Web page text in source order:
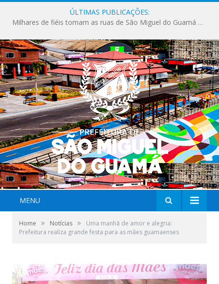
ÚLTIMAS PUBLICAÇÕES:
Milhares de fiéis tomam as ruas de São Miguel do Guamá em uma grande celebração de fé na Marcha para Jesus 2026.
MENU
Home » Notícias »
Uma manhã de amor e alegria:
Prefeitura realiza grande festa para as mães guamaenses